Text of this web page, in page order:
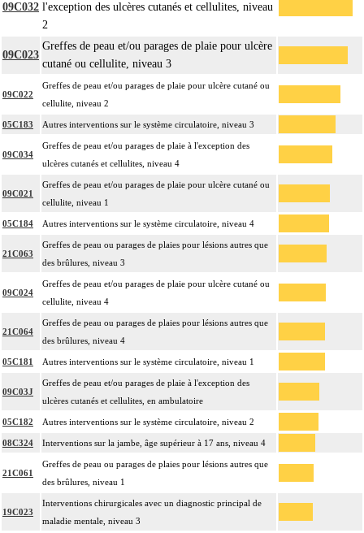
09C032 l'exception des ulcères cutanés et cellulites, niveau
2
09C023
Greffes de peau et/ou parages de plaie pour ulcère
cutané ou cellulite, niveau 3
09C022
Greffes de peau et/ou parages de plaie pour ulcère cutané ou
cellulite, niveau 2
05C183 Autres interventions sur le système circulatoire, niveau 3
09C034
Greffes de peau et/ou parages de plaie à l'exception des
ulcères cutanés et cellulites, niveau 4
09C021
Greffes de peau et/ou parages de plaie pour ulcère cutané ou
cellulite, niveau 1
05C184 Autres interventions sur le système circulatoire, niveau 4
21C063
Greffes de peau ou parages de plaies pour lésions autres que
des brûlures, niveau 3
09C024
Greffes de peau et/ou parages de plaie pour ulcère cutané ou
cellulite, niveau 4
21C064
Greffes de peau ou parages de plaies pour lésions autres que
des brûlures, niveau 4
05C181 Autres interventions sur le système circulatoire, niveau 1
09C03J
Greffes de peau et/ou parages de plaie à l'exception des
ulcères cutanés et cellulites, en ambulatoire
05C182 Autres interventions sur le système circulatoire, niveau 2
08C324 Interventions sur la jambe, âge supérieur à 17 ans, niveau 4
21C061
Greffes de peau ou parages de plaies pour lésions autres que
des brûlures, niveau 1
19C023
Interventions chirurgicales avec un diagnostic principal de
maladie mentale, niveau 3